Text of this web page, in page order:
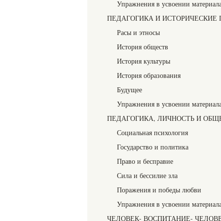
Упражнения в усвоении
ПЕДАГОГИКА И ИСТОРИЧЕСКИЕ
Расы и этносы
История обществ
История культуры
История образования
Будущее
Упражнения в усвоении
ПЕДАГОГИКА, ЛИЧНОСТЬ И
Социальная психология
Государство и политика
Право и бесправие
Сила и бессилие зла
Поражения и победы любви
Упражнения в усвоении
ЧЕЛОВЕК- ВОСПИТАНИЕ-